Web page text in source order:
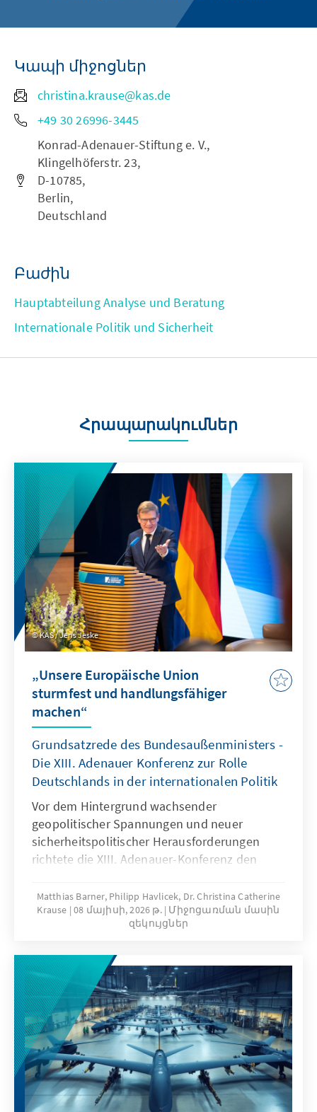
Կապի միջոցներ
christina.krause@kas.de
+49 30 26996-3445
Konrad-Adenauer-Stiftung e. V.,
Klingelhöferstr. 23,
D-10785,
Berlin,
Deutschland
Բաժին
Hauptabteilung Analyse und Beratung
Internationale Politik und Sicherheit
Հրապարակումներ
KAS / Jens Jeske
„Unsere Europäische Union
sturmfest und handlungsfähiger
machen“
Grundsatzrede des Bundesaußenministers -
Die XIII. Adenauer Konferenz zur Rolle
Deutschlands in der internationalen Politik
Vor dem Hintergrund wachsender
geopolitischer Spannungen und neuer
sicherheitspolitischer Herausforderungen
richtete die XIII. Adenauer-Konferenz den
und die zukünftige strategische Ausrichtung
deutscher Außenpolitik. Zugleich markierte
sie das erste Amtsjahr von Außenminister
außenpolitische Grundsatzrede.
Matthias Barner, Philipp Havlicek, Dr. Christina Catherine
Krause 08 մայիսի, 2026 թ. Միջոցառման մասին
զեկույցներ